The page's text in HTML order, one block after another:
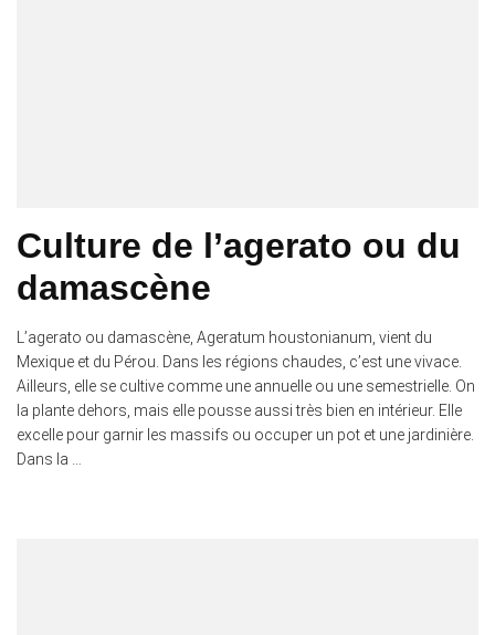
Culture de l’agerato ou du
damascène
L’agerato ou damascène, Ageratum houstonianum, vient du
Mexique et du Pérou. Dans les régions chaudes, c’est une vivace.
Ailleurs, elle se cultive comme une annuelle ou une semestrielle. On
la plante dehors, mais elle pousse aussi très bien en intérieur. Elle
excelle pour garnir les massifs ou occuper un pot et une jardinière.
Dans la …